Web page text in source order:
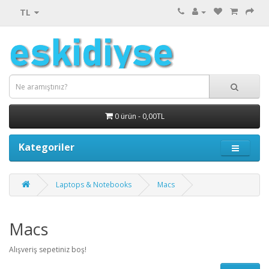
TL
0 ürün - 0,00TL
Kategoriler
Laptops & Notebooks Macs
Macs
Alışveriş sepetiniz boş!